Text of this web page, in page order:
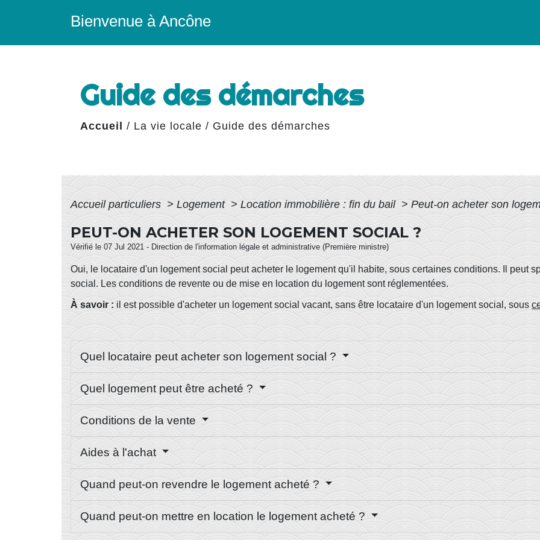
Bienvenue à Ancône
Guide des démarches
Accueil / La vie locale / Guide des démarches
Accueil particuliers > Logement > Location immobilière : fin du bail > Peut-on acheter son
PEUT-ON ACHETER SON LOGEMENT SOCIAL ?
Vérifié le 07 Jul 2021 - Direction de l'information légale et administrative (Première ministre)
Oui, le locataire d'un logement social peut acheter le logement qu'il habite, sous certaines conditions. Il peut
social. Les conditions de revente ou de mise en location du logement sont réglementées.
À savoir : il est possible d'acheter un logement social vacant, sans être locataire d'un logement social, sous
Quel locataire peut acheter son logement social ?
Quel logement peut être acheté ?
Conditions de la vente
Aides à l'achat
Quand peut-on revendre le logement acheté ?
Quand peut-on mettre en location le logement acheté ?